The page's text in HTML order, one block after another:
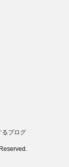
るブログ